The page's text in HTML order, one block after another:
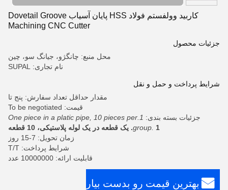
کاربید وولفستم فولاد HSS پایان آسیاب Dovetail Groove
Machining CNC Cutter
جزئیات محصول
محل منبع: چانگژو، جیانگ سو، چین
نام تجاری: SUPAL
شرایط پرداخت و حمل و نقل
مقدار حداقل تعداد سفارش: پنج تا
قیمت: To be negotiated
جزئیات بسته بندی:
1.One piece in a platic pipe, 10 pieces per
group. 1. یک قطعه در یک لوله پلاستیکی، 10 قطعه
زمان تحویل: 7-15 روز
شرایط پرداخت: T/T
قابلیت ارائه: 10000000 عدد
بهترین قیمت رو بدست بیار